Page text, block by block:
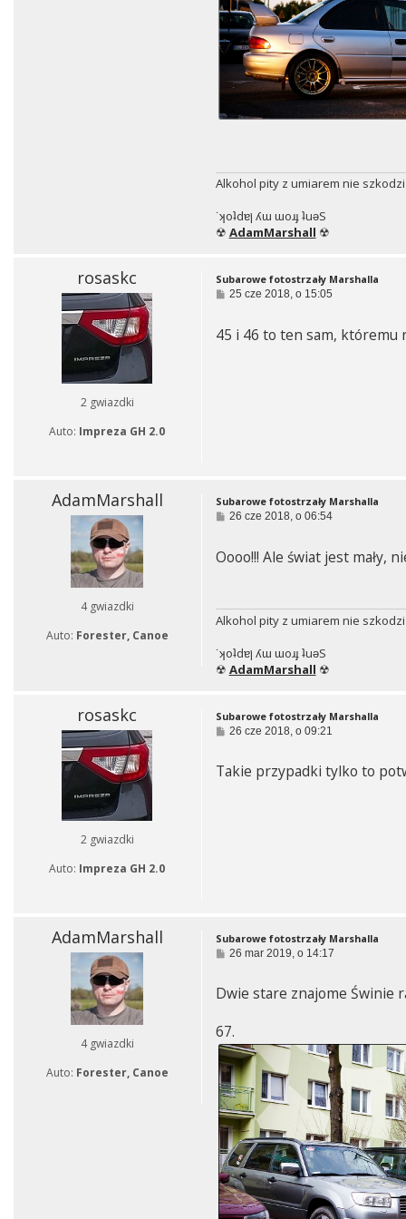
Alkohol pity z umiarem nie
˙ʞoʇdɐן ʎɯ ɯoɹɟ ʇuǝS
☢ AdamMarshall ☢
rosaskc
2 gwiazdki
Auto: Impreza GH 2.0
Subarowe fotostrzały Marshalla
P
t
25 cze 2018, o 15:05
45 i 46 to ten sam,
AdamMarshall
4 gwiazdki
Auto: Forester, Canoe
Subarowe fotostrzały Marshalla
P
t
26 cze 2018, o 06:54
Oooo!!! Ale świat jest mały,
Alkohol pity z umiarem nie
˙ʞoʇdɐן ʎɯ ɯoɹɟ ʇuǝS
☢ AdamMarshall ☢
rosaskc
2 gwiazdki
Auto: Impreza GH 2.0
Subarowe fotostrzały Marshalla
P
t
26 cze 2018, o 09:21
Takie przypadki tylko to
AdamMarshall
4 gwiazdki
Auto: Forester, Canoe
Subarowe fotostrzały Marshalla
P
t
26 mar 2019, o 14:17
Dwie stare znajome Świnie
67.